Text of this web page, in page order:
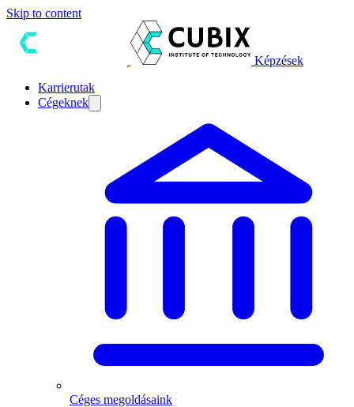
Skip to content
Képzések
Karrierutak
Cégeknek
Céges megoldásaink